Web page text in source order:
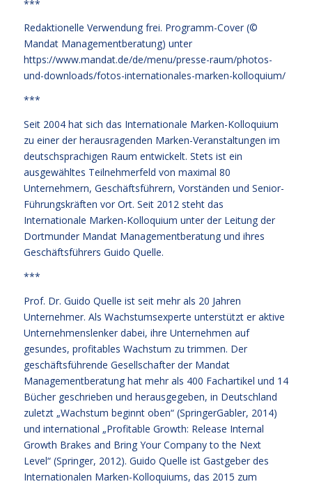
***
Redaktionelle Verwendung frei. Programm-Cover (©
Mandat Managementberatung) unter
https://www.mandat.de/de/menu/presse-raum/photos-
und-downloads/fotos-internationales-marken-kolloquium/
***
Seit 2004 hat sich das Internationale Marken-Kolloquium
zu einer der herausragenden Marken-Veranstaltungen im
deutschsprachigen Raum entwickelt. Stets ist ein
ausgewähltes Teilnehmerfeld von maximal 80
Unternehmern, Geschäftsführern, Vorständen und Senior-
Führungskräften vor Ort. Seit 2012 steht das
Internationale Marken-Kolloquium unter der Leitung der
Dortmunder Mandat Managementberatung und ihres
Geschäftsführers Guido Quelle.
***
Prof. Dr. Guido Quelle ist seit mehr als 20 Jahren
Unternehmer. Als Wachstumsexperte unterstützt er aktive
Unternehmenslenker dabei, ihre Unternehmen auf
gesundes, profitables Wachstum zu trimmen. Der
geschäftsführende Gesellschafter der Mandat
Managementberatung hat mehr als 400 Fachartikel und 14
Bücher geschrieben und herausgegeben, in Deutschland
zuletzt „Wachstum beginnt oben“ (SpringerGabler, 2014)
und international „Profitable Growth: Release Internal
Growth Brakes and Bring Your Company to the Next
Level“ (Springer, 2012). Guido Quelle ist Gastgeber des
Internationalen Marken-Kolloquiums, das 2015 zum